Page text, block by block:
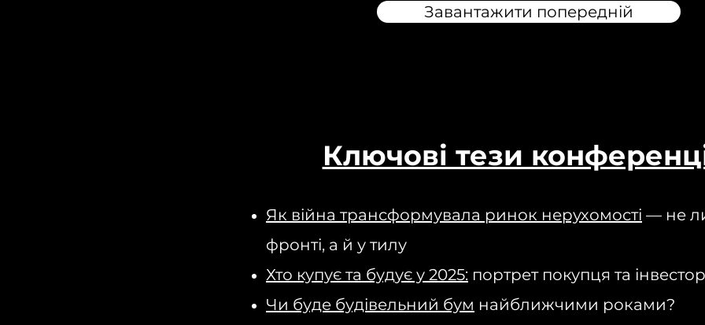
Завантажити попередній
Ключові тези
Як війна трансформувала ринок нерухомості — не
фронті, а й у тилу
Хто купує та будує у 2025: портрет покупця та
Чи буде будівельний бум найближчими роками?